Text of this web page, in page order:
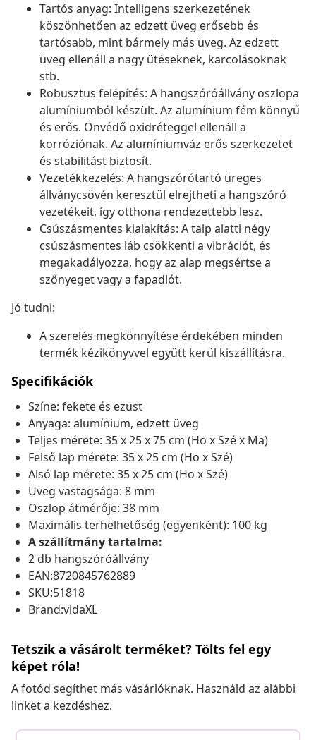
Tartós anyag: Intelligens szerkezetének
köszönhetően az edzett üveg erősebb és
tartósabb, mint bármely más üveg. Az edzett
üveg ellenáll a nagy ütéseknek, karcolásoknak
stb.
Robusztus felépítés: A hangszóróállvány oszlopa
alumíniumból készült. Az alumínium fém könnyű
és erős. Önvédő oxidréteggel ellenáll a
korróziónak. Az alumíniumváz erős szerkezetet
és stabilitást biztosít.
Vezetékkezelés: A hangszórótartó üreges
állványcsövén keresztül elrejtheti a hangszóró
vezetékeit, így otthona rendezettebb lesz.
Csúszásmentes kialakítás: A talp alatti négy
csúszásmentes láb csökkenti a vibrációt, és
megakadályozza, hogy az alap megsértse a
szőnyeget vagy a fapadlót.
Jó tudni:
A szerelés megkönnyítése érdekében minden
termék kézikönyvvel együtt kerül kiszállításra.
Specifikációk
Színe: fekete és ezüst
Anyaga: alumínium, edzett üveg
Teljes mérete: 35 x 25 x 75 cm (Ho x Szé x Ma)
Felső lap mérete: 35 x 25 cm (Ho x Szé)
Alsó lap mérete: 35 x 25 cm (Ho x Szé)
Üveg vastagsága: 8 mm
Oszlop átmérője: 38 mm
Maximális terhelhetőség (egyenként): 100 kg
A szállítmány tartalma:
2 db hangszóróállvány
EAN:8720845762889
SKU:51818
Brand:vidaXL
Tetszik a vásárolt terméket? Tölts fel egy
képet róla!
A fotód segíthet más vásárlóknak. Használd az alábbi
linket a kezdéshez.